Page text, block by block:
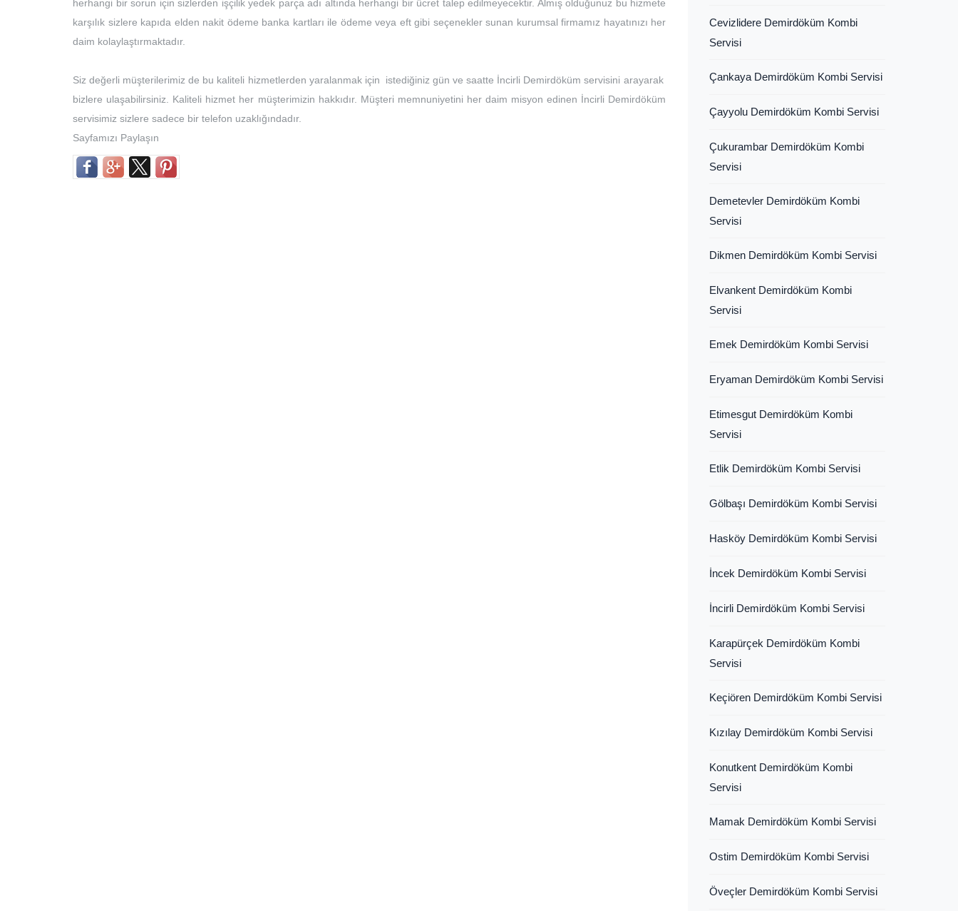
herhangi bir sorun için sizlerden işçilik yedek parça adı altında herhangi bir ücret talep edilmeyecektir. Almış olduğunuz bu hizmete
karşılık sizlere kapıda elden nakit ödeme banka kartları ile ödeme veya eft gibi seçenekler sunan kurumsal firmamız hayatınızı her
daim kolaylaştırmaktadır.
Siz değerli müşterilerimiz de bu kaliteli hizmetlerden yaralanmak için istediğiniz gün ve saatte İncirli Demirdöküm servisini arayarak
bizlere ulaşabilirsiniz. Kaliteli hizmet her müşterimizin hakkıdır. Müşteri memnuniyetini her daim misyon edinen İncirli Demirdöküm
servisimiz sizlere sadece bir telefon uzaklığındadır.
Sayfamızı Paylaşın
Cevizlidere Demirdöküm Kombi
Servisi
Çankaya Demirdöküm Kombi Servisi
Çayyolu Demirdöküm Kombi Servisi
Çukurambar Demirdöküm Kombi
Servisi
Demetevler Demirdöküm Kombi
Servisi
Dikmen Demirdöküm Kombi Servisi
Elvankent Demirdöküm Kombi
Servisi
Emek Demirdöküm Kombi Servisi
Eryaman Demirdöküm Kombi Servisi
Etimesgut Demirdöküm Kombi
Servisi
Etlik Demirdöküm Kombi Servisi
Gölbaşı Demirdöküm Kombi Servisi
Hasköy Demirdöküm Kombi Servisi
İncek Demirdöküm Kombi Servisi
İncirli Demirdöküm Kombi Servisi
Karapürçek Demirdöküm Kombi
Servisi
Keçiören Demirdöküm Kombi Servisi
Kızılay Demirdöküm Kombi Servisi
Konutkent Demirdöküm Kombi
Servisi
Mamak Demirdöküm Kombi Servisi
Ostim Demirdöküm Kombi Servisi
Öveçler Demirdöküm Kombi Servisi